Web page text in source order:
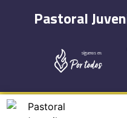
Pastoral
síguenos en: